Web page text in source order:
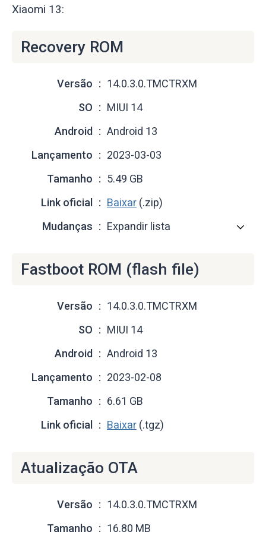
Xiaomi 13:
Recovery ROM
Versão
14.0.3.0.TMCTRXM
SO
MIUI 14
Android
Android 13
Lançamento
2023-03-03
Tamanho
5.49 GB
Link oficial
Baixar (.zip)
Mudanças
Expandir lista
Fastboot ROM (flash file)
Versão
14.0.3.0.TMCTRXM
SO
MIUI 14
Android
Android 13
Lançamento
2023-02-08
Tamanho
6.61 GB
Link oficial
Baixar (.tgz)
Atualização OTA
Versão
14.0.3.0.TMCTRXM
Tamanho
16.80 MB